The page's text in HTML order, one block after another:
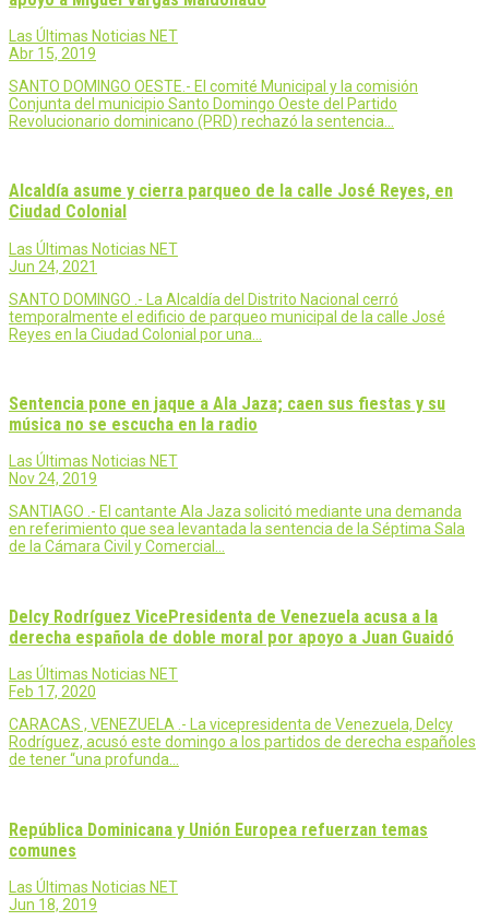
Las Últimas Noticias NET
Abr 15, 2019
SANTO DOMINGO OESTE.- El comité Municipal y la comisión
Conjunta del municipio Santo Domingo Oeste del Partido
Revolucionario dominicano (PRD) rechazó la sentencia…
Alcaldía asume y cierra parqueo de la calle José Reyes, en
Ciudad Colonial
Las Últimas Noticias NET
Jun 24, 2021
SANTO DOMINGO .- La Alcaldía del Distrito Nacional cerró
temporalmente el edificio de parqueo municipal de la calle José
Reyes en la Ciudad Colonial por una…
Sentencia pone en jaque a Ala Jaza; caen sus fiestas y su
música no se escucha en la radio
Las Últimas Noticias NET
Nov 24, 2019
SANTIAGO .- El cantante Ala Jaza solicitó mediante una demanda
en referimiento que sea levantada la sentencia de la Séptima Sala
de la Cámara Civil y Comercial…
Delcy Rodríguez VicePresidenta de Venezuela acusa a la
derecha española de doble moral por apoyo a Juan Guaidó
Las Últimas Noticias NET
Feb 17, 2020
CARACAS , VENEZUELA .- La vicepresidenta de Venezuela, Delcy
Rodríguez, acusó este domingo a los partidos de derecha españoles
de tener “una profunda…
República Dominicana y Unión Europea refuerzan temas
comunes
Las Últimas Noticias NET
Jun 18, 2019